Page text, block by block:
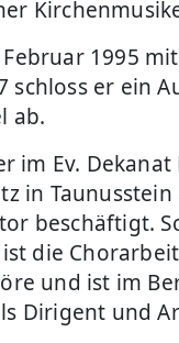
1995
schloss er ein
ab.
im Ev.
in Taunusstein
beschäftigt.
die
und ist im
Dirigent und